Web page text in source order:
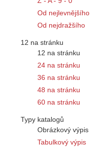
Od nejlevnějšího
Od nejdražšího
12 na stránku
12 na stránku
24 na stránku
36 na stránku
48 na stránku
60 na stránku
Typy katalogů
Obrázkový výpis
Tabulkový výpis